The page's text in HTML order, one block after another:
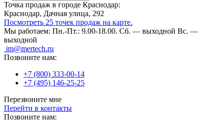
Точка продаж в городе Краснодар:
Краснодар, Дачная улица, 292
Посмотреть 25 точек продаж на карте.
Мы работаем: Пн.-Пт.: 9.00-18.00. Сб. — выходной Вс. —
выходной
im@mertech.ru
Позвоните нам:
+7 (800) 333-00-14
+7 (495) 146-25-25
Перезвоните мне
Перейти в контакты
Позвоните нам: